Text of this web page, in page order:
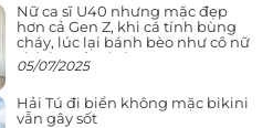
Nữ ca sĩ U40 nhưng mặc đẹp
hơn cả Gen Z, khi cá tính bùng
cháy, lúc lại bánh bèo như cô nữ
chính ngôn tình
05/07/2025
Hải Tú đi biển không mặc bikini
vẫn gây sốt